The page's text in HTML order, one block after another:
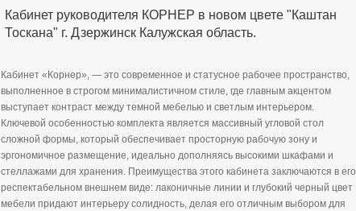
Кабинет руководителя КОРНЕР в новом цвете "Каштан
Тоскана" г. Дзержинск Калужская область.
Кабинет «Корнер», — это современное и статусное рабочее пространство,
выполненное в строгом минималистичном стиле, где главным акцентом
выступает контраст между темной мебелью и светлым интерьером.
Ключевой особенностью комплекта является массивный угловой стол
сложной формы, который обеспечивает просторную рабочую зону и
эргономичное размещение, идеально дополняясь высокими шкафами и
стеллажами для хранения. Преимущества этого кабинета заключаются в его
респектабельном внешнем виде: лаконичные линии и глубокий черный цвет
мебели придают интерьеру солидность, делая его отличным выбором для